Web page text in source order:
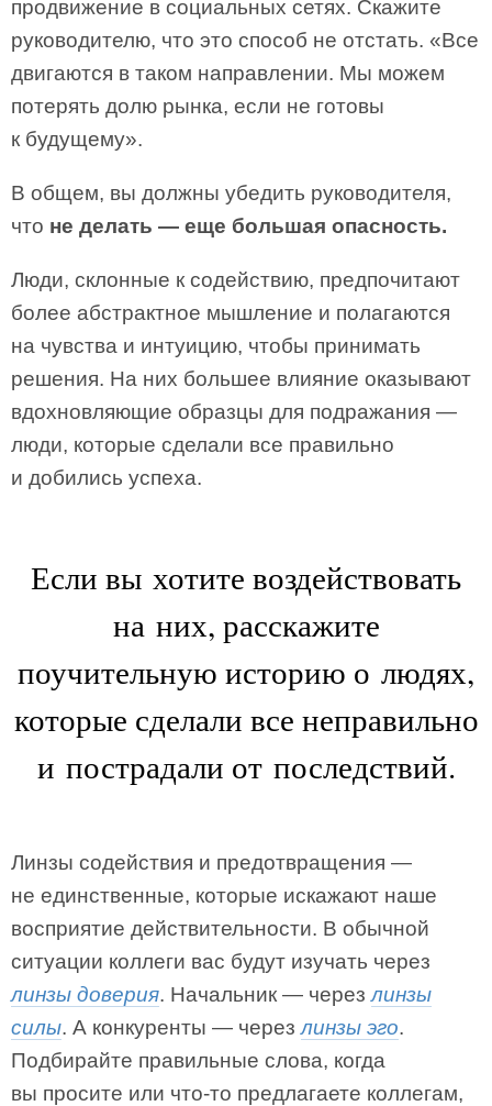
продвижение в социальных сетях. Скажите
руководителю, что это способ не отстать. «Все
двигаются в таком направлении. Мы можем
потерять долю рынка, если не готовы
к будущему».
В общем, вы должны убедить руководителя,
что не делать — еще бoльшая опасность.
Люди, склонные к содействию, предпочитают
более абстрактное мышление и полагаются
на чувства и интуицию, чтобы принимать
решения. На них большее влияние оказывают
вдохновляющие образцы для подражания —
люди, которые сделали все правильно
и добились успеха.
Если вы хотите воздействовать
на них, расскажите
поучительную историю о людях,
которые сделали все неправильно
и пострадали от последствий.
Линзы содействия и предотвращения —
не единственные, которые искажают наше
восприятие действительности. В обычной
ситуации коллеги вас будут изучать через
линзы доверия. Начальник — через линзы
силы. А конкуренты — черезлинзы эго.
Подбирайте правильные слова, когда
вы просите или что-то предлагаете коллегам,